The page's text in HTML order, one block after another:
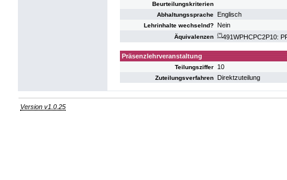
Beurteilungskriterien
Abhaltungssprache
Englisch
Lehrinhalte wechselnd? Nein
Äquivalenzen (*)491WPHCPC2P10:
Präsenzlehrveranstaltung
Teilungsziffer 10
Zuteilungsverfahren Direktzuteilung
Version v1.0.25